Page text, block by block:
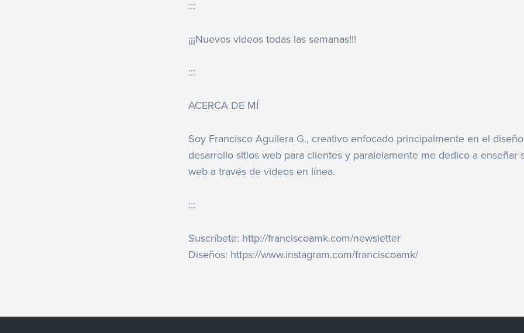
:::
¡¡¡Nuevos videos todas las semanas!!!
:::
ACERCA DE MÍ
Soy Francisco Aguilera G., creativo enfocado principalmente en el
desarrollo sitios web para clientes y paralelamente me dedico a enseñar
web a través de videos en línea.
:::
Suscríbete: http://franciscoamk.com/newsletter
Diseños: https://www.instagram.com/franciscoamk/